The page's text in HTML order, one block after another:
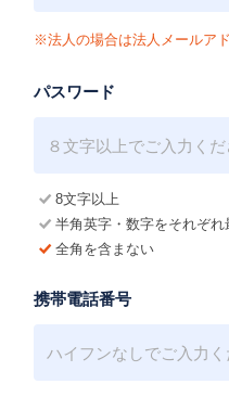
※法人の場合は法人メールア
パスワード
8文字以上
半角英字・数字をそれぞ
全角を含まない
携帯電話番号